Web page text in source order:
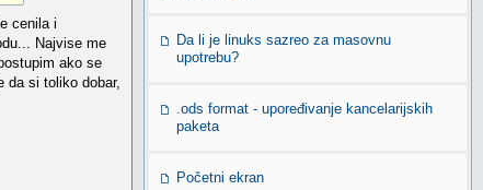
cenila i
Najvise me
ako se
da si toliko dobar,
Da li je linuks sazreo za masovnu
upotrebu?
.ods format - upoređivanje kancelarijskih
paketa
Početni ekran